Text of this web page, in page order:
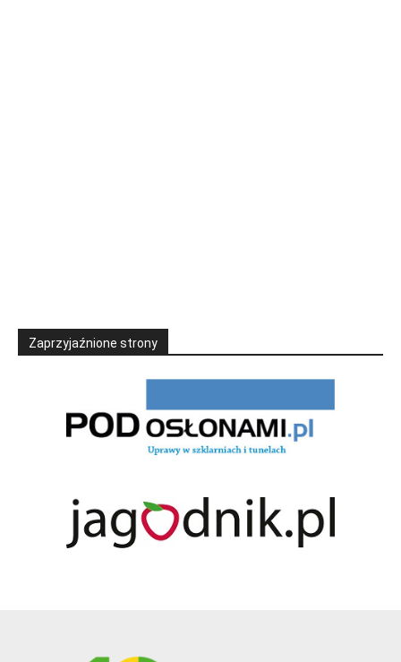
Zaprzyjaźnione strony